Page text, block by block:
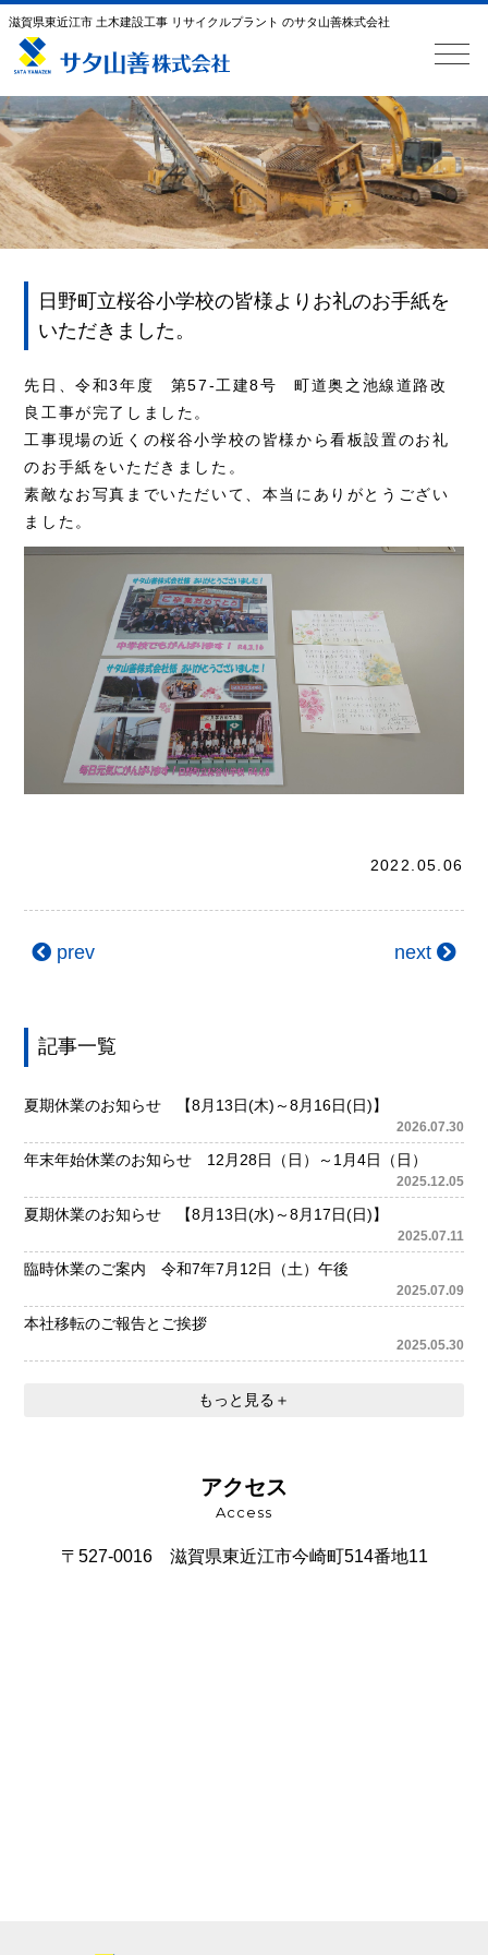
滋賀県東近江市 土木建設工事 リサイクルプラント のサタ山善株式会社
日野町立桜谷小学校の皆様よりお礼のお手紙を
いただきました。
先日、令和3年度 第57-工建8号 町道奥之池線道路改
良工事が完了しました。
工事現場の近くの桜谷小学校の皆様から看板設置のお礼
のお手紙をいただきました。
素敵なお写真までいただいて、本当にありがとうござい
ました。
2022.05.06
prev next
記事一覧
2026.07.30
夏期休業のお知らせ 【8月13日(木)～8月16日(日)】
2025.12.05
年末年始休業のお知らせ 12月28日（日）～1月4日（日）
2025.07.11
夏期休業のお知らせ 【8月13日(水)～8月17日(日)】
2025.07.09
臨時休業のご案内 令和7年7月12日（土）午後
2025.05.30
本社移転のご報告とご挨拶
もっと見る
アクセス
Access
〒527-0016滋賀県東近江市今崎町514番地11